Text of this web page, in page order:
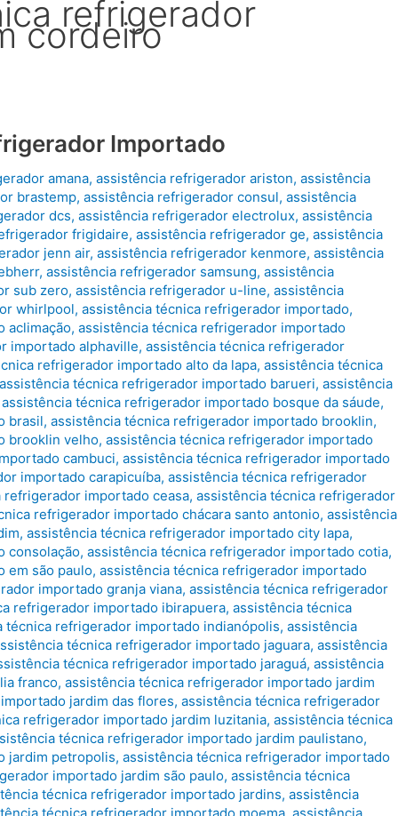
refrigerador
cordeiro
Importado
amana, assistência refrigerador ariston, assistência
brastemp, assistência refrigerador consul, assistência
dcs, assistência refrigerador electrolux, assistência
frigidaire, assistência refrigerador ge, assistência
jenn air, assistência refrigerador kenmore, assistência
, assistência refrigerador samsung, assistência
sub zero, assistência refrigerador u-line, assistência
whirlpool, assistência técnica refrigerador importado,
aclimação, assistência técnica refrigerador importado
importado alphaville, assistência técnica refrigerador
refrigerador importado alto da lapa, assistência técnica
assistência técnica refrigerador importado barueri, assistência
assistência técnica refrigerador importado bosque da sáude,
brasil, assistência técnica refrigerador importado brooklin,
brooklin velho, assistência técnica refrigerador importado
cambuci, assistência técnica refrigerador importado
importado carapicuíba, assistência técnica refrigerador
refrigerador importado ceasa, assistência técnica refrigerador
refrigerador importado chácara santo antonio, assistência
, assistência técnica refrigerador importado city lapa,
consolação, assistência técnica refrigerador importado cotia,
em são paulo, assistência técnica refrigerador importado
importado granja viana, assistência técnica refrigerador
refrigerador importado ibirapuera, assistência técnica
técnica refrigerador importado indianópolis, assistência
técnica refrigerador importado jaguara, assistência
técnica refrigerador importado jaraguá, assistência
franco, assistência técnica refrigerador importado jardim
jardim das flores, assistência técnica refrigerador
refrigerador importado jardim luzitania, assistência técnica
técnica refrigerador importado jardim paulistano,
jardim petropolis, assistência técnica refrigerador importado
importado jardim são paulo, assistência técnica
técnica refrigerador importado jardins, assistência